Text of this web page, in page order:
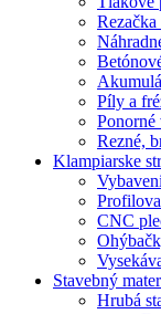
Píly a
Rezné,
Klampiarske
CNC
Stavebný
Hrubá